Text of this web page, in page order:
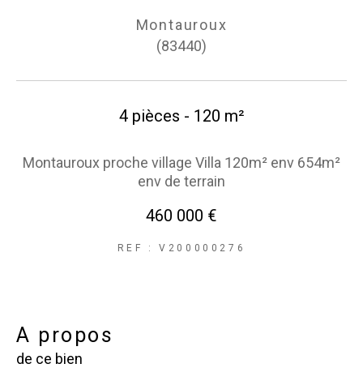
Montauroux
(83440)
4 pièces - 120 m²
Montauroux proche village Villa 120m² env 654m²
env de terrain
460 000 €
REF : V200000276
a propos
de ce bien